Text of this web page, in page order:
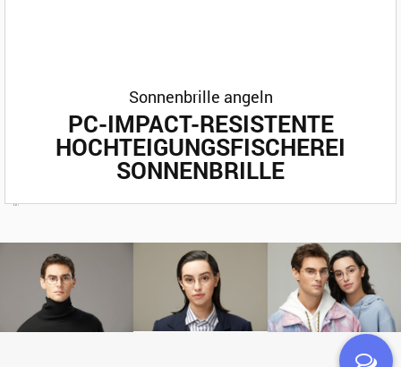
Sonnenbrille angeln
PC-IMPACT-RESISTENTE
HOCHTEIGUNGSFISCHEREI
SONNENBRILLE
12 ›